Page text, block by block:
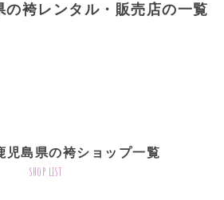
の袴レンタル・販売店の一覧
児島県の袴ショップ一覧
shop list